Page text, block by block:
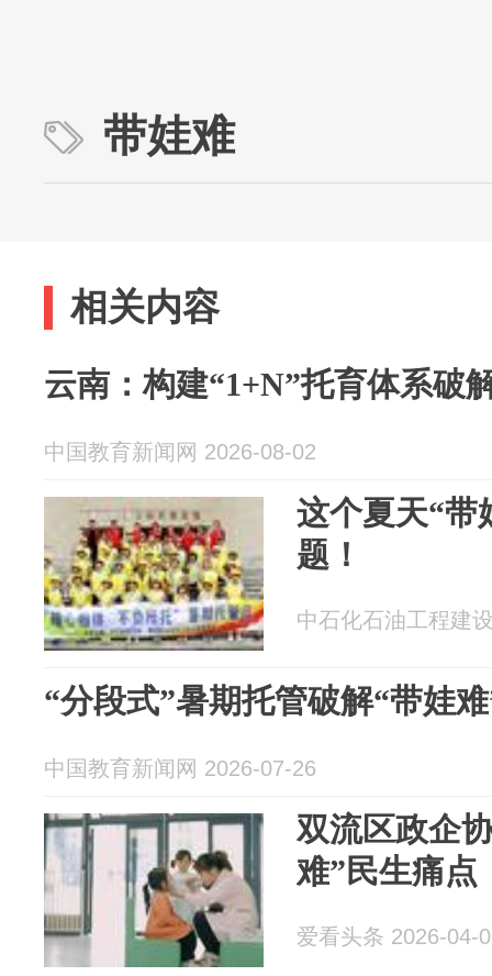
带娃难
相关内容
云南：构建“1+N”托育体系破
中国教育新闻网 2026-08-02
这个夏天“带
题！
中石化石油工程建
“分段式”暑期托管破解“带娃
中国教育新闻网 2026-07-26
双流区政企
难”民生痛点
爱看头条 2026-04-